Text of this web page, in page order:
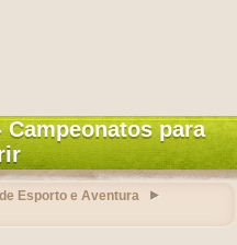
para
Esporto e Aventura